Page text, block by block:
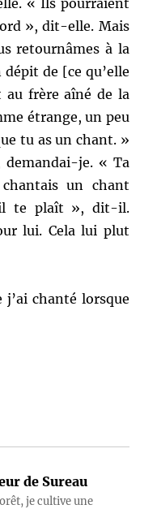
», dit-elle. Mais
retournâmes à la
de [ce qu’elle
frère aîné de la
étrange, un peu
tu as un chant. »
je. « Ta
un chant
te plaît », dit-il.
lui. Cela lui plut
chanté lorsque
de Sureau
je cultive une